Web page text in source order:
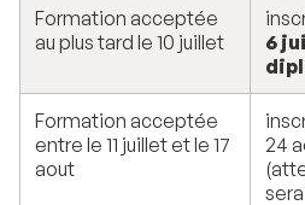
Formation acceptée
au plus tard le 10 juillet
6
Formation acceptée
entre le 11 juillet et le 17
aout
24
sera